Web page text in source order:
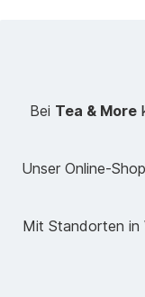
Bei Tea & More
Unser Online-
Mit Standorten in